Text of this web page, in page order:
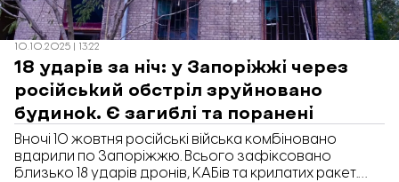
10.10.2025 | 13:22
18 ударів за ніч: у Запоріжжі через
російський обстріл зруйновано
будинок. Є загиблі та поранені
Вночі 10 жовтня російські війська комбіновано
вдарили по Запоріжжю. Всього зафіксовано
близько 18 ударів дронів, КАБів та крилатих ракет.